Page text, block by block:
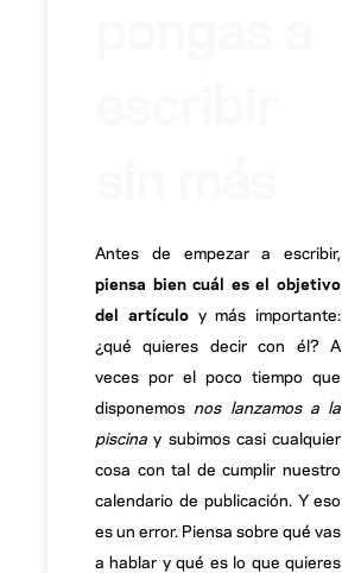
Antes de empezar a escribir,
piensa bien cuál es el objetivo
del artículoy más importante:
¿qué quieres decir con él? A
veces por el poco tiempo que
disponemos nos lanzamos a la
piscina y subimos casi cualquier
cosa con tal de cumplir nuestro
calendario de publicación. Y eso
es un error. Piensa sobre qué vas
a hablar y qué es lo que quieres